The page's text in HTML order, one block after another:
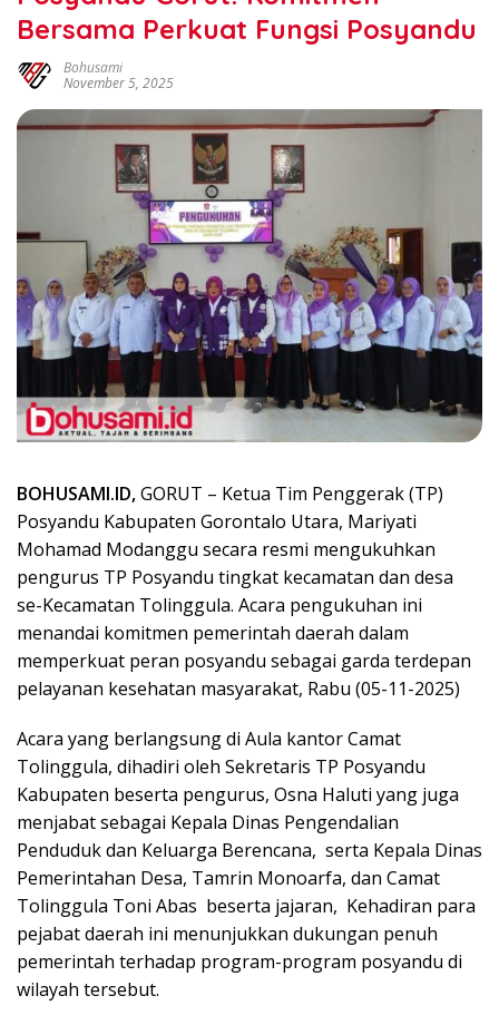
Bersama Perkuat Fungsi Posyandu
Bohusami
November 5, 2025
BOHUSAMI.ID,GORUT – Ketua Tim Penggerak (TP)
Posyandu Kabupaten Gorontalo Utara, Mariyati
Mohamad Modanggu secara resmi mengukuhkan
pengurus TP Posyandu tingkat kecamatan dan desa
se-Kecamatan Tolinggula. Acara pengukuhan ini
menandai komitmen pemerintah daerah dalam
memperkuat peran posyandu sebagai garda terdepan
pelayanan kesehatan masyarakat, Rabu (05-11-2025)
Acara yang berlangsung di Aula kantor Camat
Tolinggula, dihadiri oleh Sekretaris TP Posyandu
Kabupaten beserta pengurus, Osna Haluti yang juga
menjabat sebagai Kepala Dinas Pengendalian
Penduduk dan Keluarga Berencana, serta Kepala Dinas
Pemerintahan Desa, Tamrin Monoarfa, dan Camat
Tolinggula Toni Abas beserta jajaran, Kehadiran para
pejabat daerah ini menunjukkan dukungan penuh
pemerintah terhadap program-program posyandu di
wilayah tersebut.